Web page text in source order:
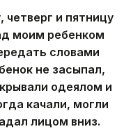
и пятницу
моим ребенком
словами
не засыпал,
одеялом и
качали, могли
лицом вниз.